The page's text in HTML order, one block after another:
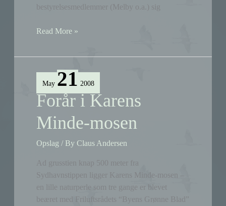
bestyrelsesmedlemmer (Melby o.a.) sig
Ekstraordinær
i
Dyremark
Read More »
May 21 2008
Forår i Karens
Minde-mosen
Opslag / ByClaus Andersen
Ad grusstien knap 500 meter fra
Sydhavnstippen ligger Karens Minde-mosen –
en lille naturperle som tre gange er blevet
beæret med Friluftsrådets “Byens Grønne Blad”